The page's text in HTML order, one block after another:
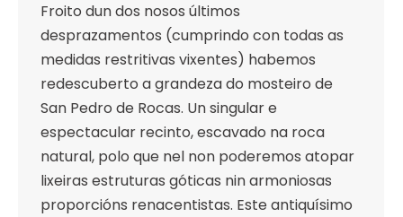
Froito dun dos nosos últimos
desprazamentos (cumprindo con todas as
medidas restritivas vixentes) habemos
redescuberto a grandeza do mosteiro de
San Pedro de Rocas. Un singular e
espectacular recinto, escavado na roca
natural, polo que nel non poderemos atopar
lixeiras estruturas góticas nin armoniosas
proporcións renacentistas. Este antiquísimo